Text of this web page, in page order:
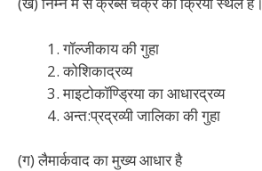
गॉल्जीकाय की गुहा
कोशिकाद्रव्य
माइटोकॉण्ड्रिया का आधारद्रव्य
अन्त:प्रद्रव्यी जालिका की गुहा
(ग) लैमार्कवाद का मुख्य आधार है